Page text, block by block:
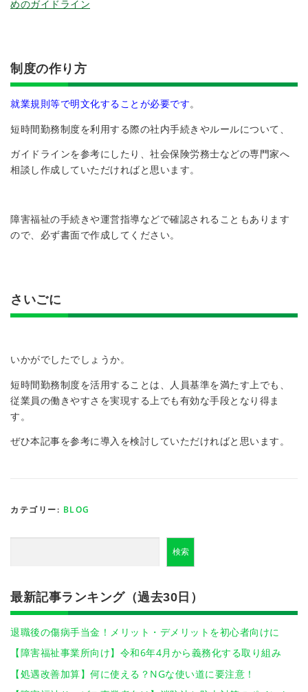
めのガイドライン
制度の作り方
就業規則等で明文化することが必要です。
短時間勤務制度を利用する際の社内手続きやルールについて、
ガイドラインを参考にしたり、社会保険労務士などの専門家へ
相談し作成していただければと思います。
障害福祉の手続きや運営指導などで確認されることもあります
ので、必ず書面で作成してください。
さいごに
いかがでしたでしょうか。
短時間勤務制度を活用することは、人員基準を満たす上でも、
従業員の働きやすさを実現する上でも有効な手段となり得ま
す。
ぜひ本記事を参考に導入を検討していただければと思います。
カテゴリー: BLOG
検索
最新記事ランキング（過去30日）
退職後の傷病手当金！メリット・デメリットを初心者向けに
【障害福祉事業所向け】令和6年4月から義務化する取り組み
【処遇改善加算】何に使える？NGな使い道に要注意！